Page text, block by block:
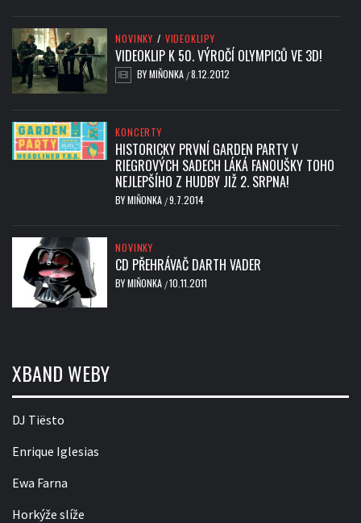
NOVINKY / VIDEOKLIPY
VIDEOKLIP K 50. VÝROČÍ OLYMPICŮ VE 3D!
BYMIŇONKA /8.12.2012
KONCERTY
HISTORICKY PRVNÍ GARDEN PARTY V
RIEGROVÝCH SADECH LÁKÁ FANOUŠKY TOHO
NEJLEPŠÍHO Z HUDBY JIŽ 2. SRPNA!
BYMIŇONKA /9.7.2014
NOVINKY
CD PŘEHRÁVAČ DARTH VADER
BYMIŇONKA /10.11.2011
XBAND WEBY
DJ Tiësto
Enrique Iglesias
Ewa Farna
Horkýže slíže